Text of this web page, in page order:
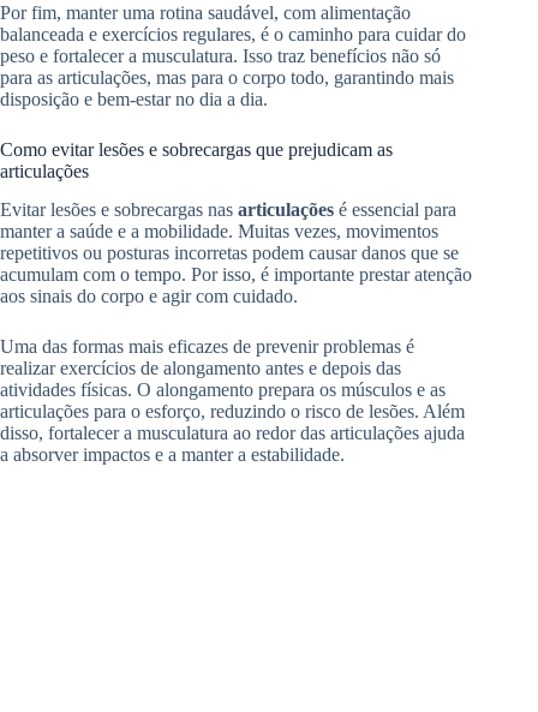
Por fim, manter uma rotina saudável, com alimentação
balanceada e exercícios regulares, é o caminho para cuidar do
peso e fortalecer a musculatura. Isso traz benefícios não só
para as articulações, mas para o corpo todo, garantindo mais
disposição e bem-estar no dia a dia.
Como evitar lesões e sobrecargas que prejudicam as
articulações
Evitar lesões e sobrecargas nas articulações é essencial para
manter a saúde e a mobilidade. Muitas vezes, movimentos
repetitivos ou posturas incorretas podem causar danos que se
acumulam com o tempo. Por isso, é importante prestar atenção
aos sinais do corpo e agir com cuidado.
Uma das formas mais eficazes de prevenir problemas é
realizar exercícios de alongamento antes e depois das
atividades físicas. O alongamento prepara os músculos e as
articulações para o esforço, reduzindo o risco de lesões. Além
disso, fortalecer a musculatura ao redor das articulações ajuda
a absorver impactos e a manter a estabilidade.